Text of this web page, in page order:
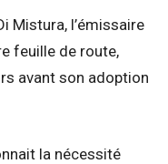
Mistura, l’émissaire
feuille de route,
avant son adoption
la nécessité